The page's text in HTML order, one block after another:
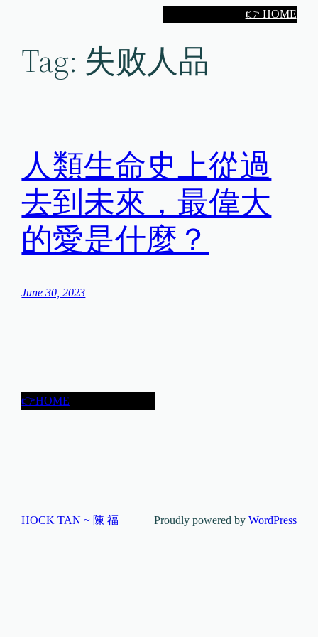
👉 HOME
Tag: 失败人品
人類生命史上從過
去到未來，最偉大
的愛是什麼？
June 30, 2023
👉HOME
HOCK TAN ~ 陳 福 Proudly powered by WordPress